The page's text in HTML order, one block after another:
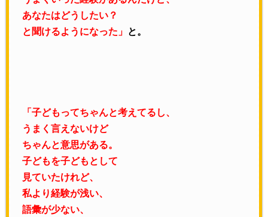
あなたはどうしたい？
と聞けるようになった」 と。
「子どもってちゃんと考えてるし、
うまく言えないけど
ちゃんと意思がある。
子どもを子どもとして
見ていたけれど、
私より経験が浅い、
語彙が少ない、